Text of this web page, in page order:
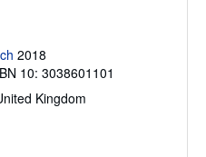
2018
10: 3038601101
Kingdom